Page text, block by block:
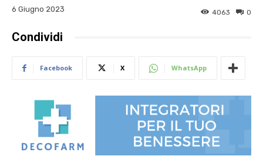
6 Giugno 2023 0
4063
Condividi
Facebook X WhatsApp